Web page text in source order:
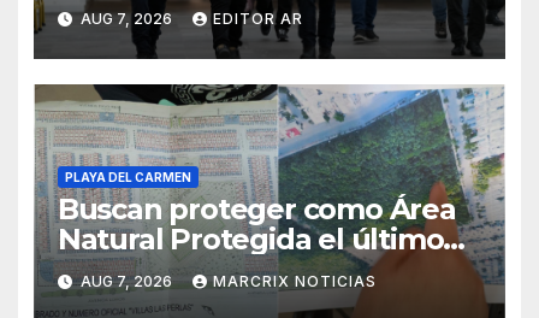
AUG 7, 2026 EDITOR AR
PLAYA DEL CARMEN
Buscan proteger como Área
Natural Protegida el último
pulmón verde de Villas del
Sol
AUG 7, 2026 MARCRIX NOTICIAS